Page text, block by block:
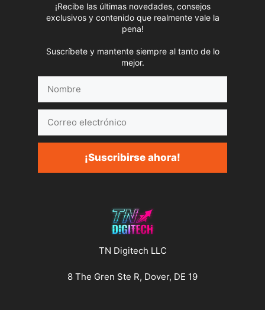
¡Recibe las últimas novedades, consejos
exclusivos y contenido que realmente vale la
pena!
Suscríbete y mantente siempre al tanto de lo
mejor.
electrónico
¡Suscribirse ahora!
TN Digitech LLC
8 The Gren Ste R, Dover, DE 19